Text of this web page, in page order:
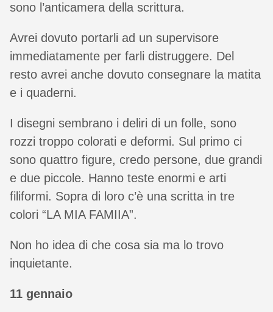
sono l’anticamera della scrittura.
Avrei dovuto portarli ad un supervisore
immediatamente per farli distruggere. Del
resto avrei anche dovuto consegnare la matita
e i quaderni.
I disegni sembrano i deliri di un folle, sono
rozzi troppo colorati e deformi. Sul primo ci
sono quattro figure, credo persone, due grandi
e due piccole. Hanno teste enormi e arti
filiformi. Sopra di loro c’è una scritta in tre
colori “LA MIA FAMIIA”.
Non ho idea di che cosa sia ma lo trovo
inquietante.
11 gennaio